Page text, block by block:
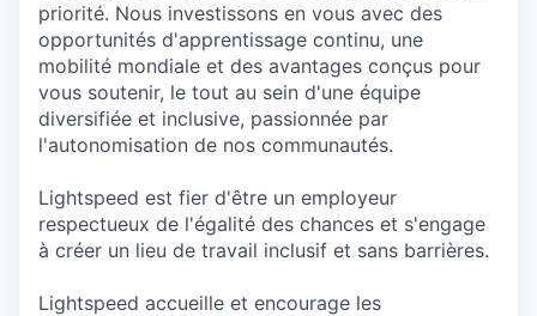
priorité. Nous investissons en vous avec des
opportunités d'apprentissage continu, une
mobilité mondiale et des avantages conçus pour
vous soutenir, le tout au sein d'une équipe
diversifiée et inclusive, passionnée par
l'autonomisation de nos communautés.
Lightspeed est fier d'être un employeur
respectueux de l'égalité des chances et s'engage
à créer un lieu de travail inclusif et sans barrières.
Lightspeed accueille et encourage les